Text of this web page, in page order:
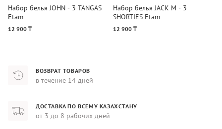
Набор белья JOHN - 3 TANGAS
Etam
12 900 ₸
Набор белья JACK M - 3
SHORTIES Etam
12 900 ₸
ВОЗВРАТ ТОВАРОВ
в течение 14 дней
ДОСТАВКА ПО ВСЕМУ КАЗАХСТАНУ
от 3 до 8 рабочих дней